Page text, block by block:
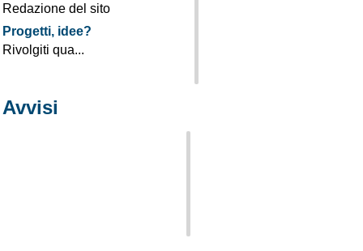
Redazione del sito
Progetti, idee?
Rivolgiti qua...
Avvisi